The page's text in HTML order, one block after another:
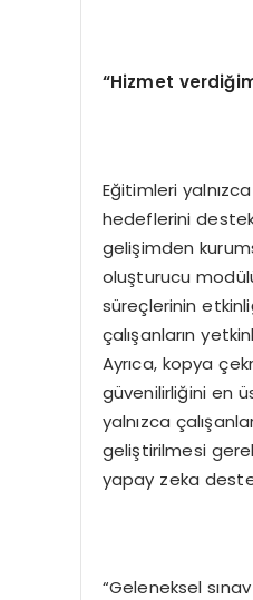
“Hizmet verdiğ
Eğitimleri
hedeflerini
gelişimden
oluşturucu
süreçlerinin
çalışanların
Ayrıca, kopya
güvenilirliğini en
yalnızca
geliştirilmesi
yapay zeka
“Geleneksel